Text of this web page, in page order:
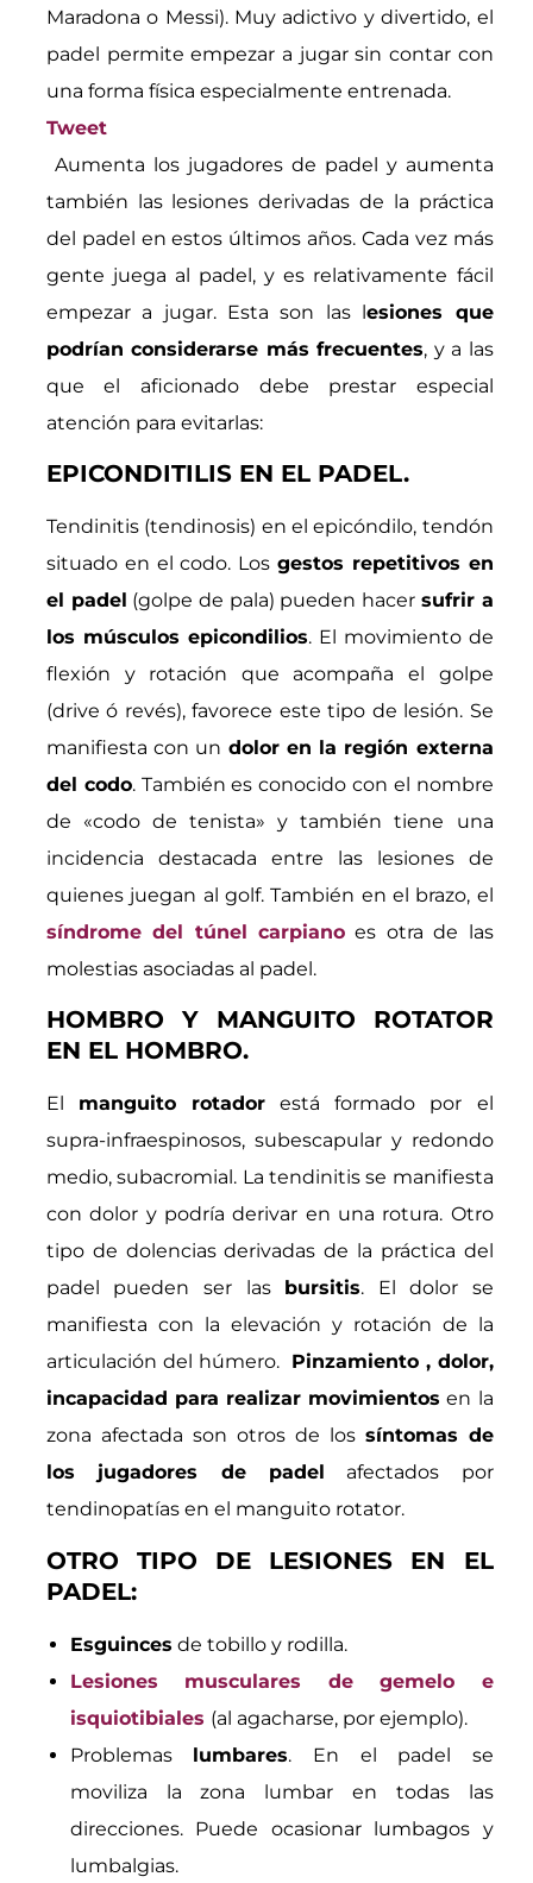
Maradona o Messi). Muy adictivo y divertido, el
padel permite empezar a jugar sin contar con
una forma física especialmente entrenada.
Tweet
Aumenta los jugadores de padel y aumenta
también las lesiones derivadas de la práctica
del padel en estos últimos años. Cada vez más
gente juega al padel, y es relativamente fácil
empezar a jugar. Esta son las lesiones que
podrían considerarse más frecuentes, y a las
que el aficionado debe prestar especial
atención para evitarlas:
EPICONDITILIS EN EL PADEL.
Tendinitis (tendinosis) en el epicóndilo, tendón
situado en el codo. Los gestos repetitivos en
el padel (golpe de pala) pueden hacer sufrir a
los músculos epicondilios. El movimiento de
flexión y rotación que acompaña el golpe
(drive ó revés), favorece este tipo de lesión. Se
manifiesta con un dolor en la región externa
del codo. También es conocido con el nombre
de «codo de tenista» y también tiene una
incidencia destacada entre las lesiones de
quienes juegan al golf. También en el brazo, el
síndrome del túnel carpiano es otra de las
molestias asociadas al padel.
HOMBRO Y MANGUITO ROTATOR
EN EL HOMBRO.
El manguito rotador está formado por el
supra-infraespinosos, subescapular y redondo
medio, subacromial. La tendinitis se manifiesta
con dolor y podría derivar en una rotura. Otro
tipo de dolencias derivadas de la práctica del
padel pueden ser las bursitis. El dolor se
manifiesta con la elevación y rotación de la
articulación del húmero. Pinzamiento , dolor,
incapacidad para realizar movimientos en la
zona afectada son otros de los síntomas de
los jugadores de padel
afectados por
tendinopatías en el manguito rotator.
OTRO TIPO DE LESIONES EN EL
PADEL:
Esguinces de tobillo y rodilla.
Lesiones musculares de gemelo e
isquiotibiales (al agacharse, por ejemplo).
Problemas lumbares. En el padel se
moviliza la zona lumbar en todas las
direcciones. Puede ocasionar lumbagos y
lumbalgias.